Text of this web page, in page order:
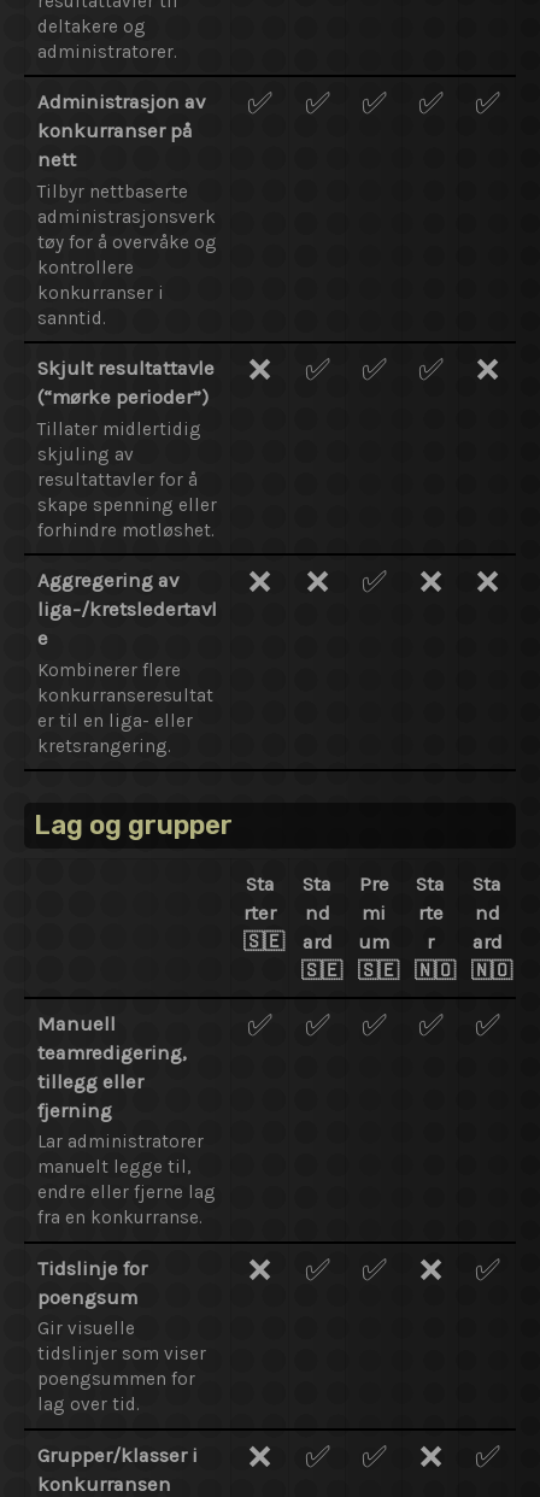
deltakere og
administratorer.
Administrasjon av
konkurranser på
nett
Tilbyr nettbaserte
administrasjonsverk
tøy for å overvåke og
kontrollere
konkurranser i
sanntid.
✅ ✅ ✅ ✅ ✅
Skjult resultattavle
(“mørke perioder”)
Tillater midlertidig
skjuling av
resultattavler for å
skape spenning eller
forhindre motløshet.
❌ ✅ ✅ ✅ ❌
Aggregering av
liga-/kretsledertavl
e
Kombinerer flere
konkurranseresultat
er til en liga- eller
kretsrangering.
❌ ❌ ✅ ❌ ❌
Lag og grupper
Sta
rter
🇸🇪
Sta
nd
ard
🇸🇪
Pre
mi
um
🇸🇪
Sta
rte
r
🇳🇴
Sta
nd
ard
🇳🇴
Manuell
teamredigering,
tillegg eller
fjerning
Lar administratorer
manuelt legge til,
endre eller fjerne lag
fra en konkurranse.
✅ ✅ ✅ ✅ ✅
Tidslinje for
poengsum
Gir visuelle
tidslinjer som viser
poengsummen for
lag over tid.
❌ ✅ ✅ ❌ ✅
Grupper/klasser i
konkurransen
❌ ✅ ✅ ❌ ✅